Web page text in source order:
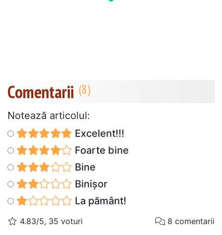
Comentarii
Notează articolul:
Excelent!!!
Foarte bine
Bine
Binișor
La pământ!
4.83/5, 35 voturi 8 comentarii